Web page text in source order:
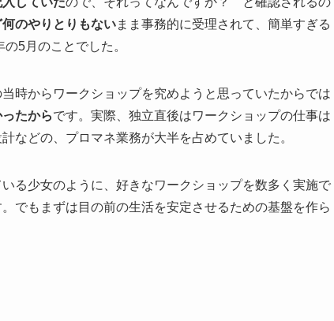
のやりとりもないまま事務的に受理されて、簡単すぎる
5月のことでした。
時からワークショップを究めようと思っていたからでは
たからです。実際、独立直後はワークショップの仕事は
などの、プロマネ業務が大半を占めていました。
少女のように、好きなワークショップを数多く実施で
でもまずは目の前の生活を安定させるための基盤を作ら